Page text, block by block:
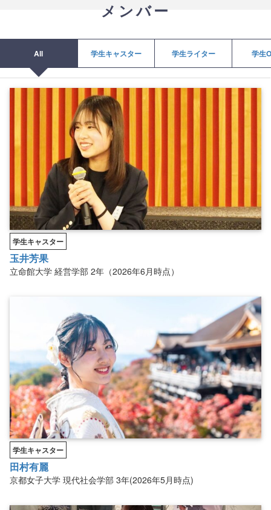
メンバー
All 学生キャスター 学生ライター 学生
学生キャスター
玉井芳果
立命館大学 経営学部 2年（2026年6月時点）
学生キャスター
田村有麗
京都女子大学 現代社会学部 3年(2026年5月時点)